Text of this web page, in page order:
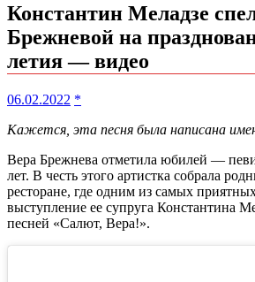
Константин Меладзе
Брежневой на
летия — видео
06.02.2022 *
Кажется, эта песня была написана
Вера Брежнева отметила юбилей —
лет. В честь этого артистка собрала
ресторане, где одним из самых
выступление ее супруга Константина
песней «Салют, Вера!».